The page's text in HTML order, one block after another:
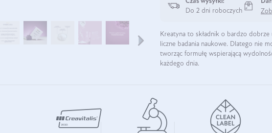
Do 2 dni roboczych
Kreatyna to składnik o bardzo
liczne badania naukowe. Dlatego nie
tworząc formułę wspierającą
każdego dnia.